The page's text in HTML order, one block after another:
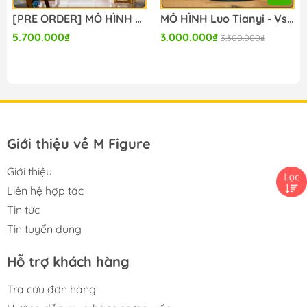
[PRE ORDER] MÔ HÌNH Vocaloid - Hatsune Miku - 1/7 - Hua Wai Huixiang Ver. (Blackray) FIGURE CHÍNH HÃNG
5.700.000₫
MÔ HÌNH Luo Tianyi - Vsinger - 1/8 - Blue Bird Message Ver. (Blackray) CHÍNH HÃNG
3.000.000₫ 3.300.000₫
Giới thiệu về M Figure
Giới thiệu
Liên hệ hợp tác
Tin tức
Tin tuyển dụng
Hỗ trợ khách hàng
Tra cứu đơn hàng